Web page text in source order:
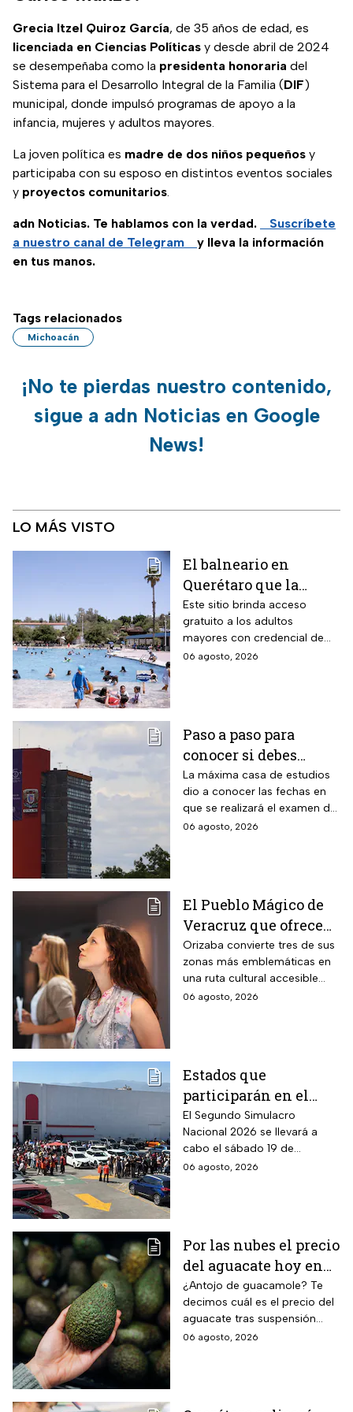
Grecia Itzel Quiroz García, de 35 años de edad, es
licenciada en Ciencias Políticas y desde abril de 2024
se desempeñaba como la presidenta honoraria del
Sistema para el Desarrollo Integral de la Familia (DIF)
municipal, donde impulsó programas de apoyo a la
infancia, mujeres y adultos mayores.
La joven política es madre de dos niños pequeños y
participaba con su esposo en distintos eventos sociales
y proyectos comunitarios.
adn Noticias. Te hablamos con la verdad.
Suscríbete
a nuestro canal de Telegram
y lleva la información
en tus manos.
Tags relacionados
Michoacán
¡No te pierdas nuestro contenido,
sigue a adn Noticias en Google
News!
LO MÁS VISTO
El balneario en
Querétaro que la
Profeco marcó como el
más barato de México:
tiene alberca para la
tercera edad y todas
Este sitio brinda acceso
gratuito a los adultos
mayores con credencial de
INAPAM vigente
06 agosto, 2026
Paso a paso para
conocer si debes
realizar el examen de
control de la UNAM
La máxima casa de estudios
dio a conocer las fechas en
que se realizará el examen de
control, después de encontrar
06 agosto, 2026
El Pueblo Mágico de
Veracruz que ofrece
por 70 pesos una
visita a 18 museos
históricos en estas
vacaciones de agosto
Orizaba convierte tres de sus
zonas más emblemáticas en
una ruta cultural accesible
para toda la familia
06 agosto, 2026
Estados que
participarán en el
Segundo Simulacro
Nacional 2026
El Segundo Simulacro
Nacional 2026 se llevará a
cabo el sábado 19 de
septiembre y tendrá hipótesis
06 agosto, 2026
Por las nubes el precio
del aguacate hoy en
México
¿Antojo de guacamole? Te
decimos cuál es el precio del
aguacate tras suspensión
temporal de exportaciones de
06 agosto, 2026